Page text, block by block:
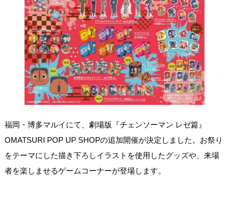
福岡・博多マルイにて、劇場版『チェンソーマン レゼ篇』
OMATSURI POP UP SHOPの追加開催が決定しました。お祭り
をテーマにした描き下ろしイラストを使用したグッズや、来場
者を楽しませるゲームコーナーが登場します。